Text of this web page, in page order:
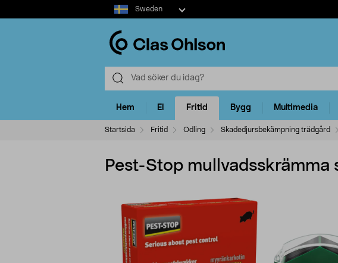
Select
market
Sweden
Hem El Fritid Bygg Multimedia
Startsida Fritid Odling Skadedjursbekämpning trädgård
Pest-Stop